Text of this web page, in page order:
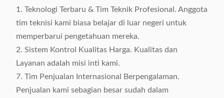
1. Teknologi Terbaru & Tim Teknik Profesional. Anggota
tim teknisi kami biasa belajar di luar negeri untuk
memperbarui pengetahuan mereka.
2. Sistem Kontrol Kualitas Harga. Kualitas dan
Layanan adalah misi inti kami.
7. Tim Penjualan Internasional Berpengalaman.
Penjualan kami sebagian besar sudah dalam